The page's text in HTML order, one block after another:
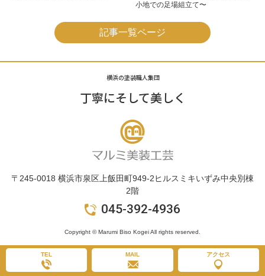
小地での足場組立て〜
記事一覧ページ
横浜の塗装職人集団
丁寧にそして美しく
〒245-0018 横浜市泉区上飯田町949-2ヒルスミキいずみ中央別棟
2階
045-392-4936
Copyright © Marumi Biso Kogei All rights reserved.
TEL MAIL アクセス